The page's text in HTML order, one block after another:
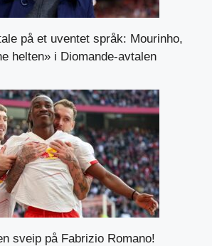
på et uventet språk: Mourinho,
helten» i Diomande-avtalen
sveip på Fabrizio Romano!